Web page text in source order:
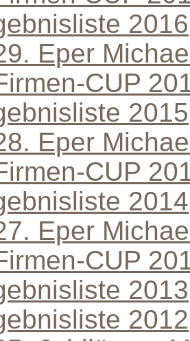
2016
Eper
CUP
2015
Eper
CUP
2014
Eper
CUP
2013
2012